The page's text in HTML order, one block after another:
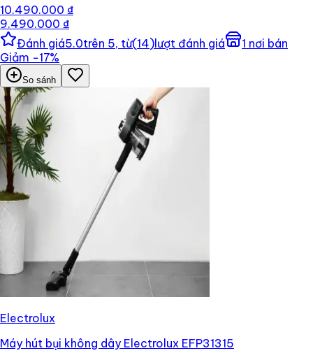
10.490.000 ₫
9.490.000 ₫
Đánh giá5.0trên 5, từ(14)lượt đánh giá 1 nơi bán
Giảm −17%
So sánh
Electrolux
Máy hút bụi không dây Electrolux EFP31315